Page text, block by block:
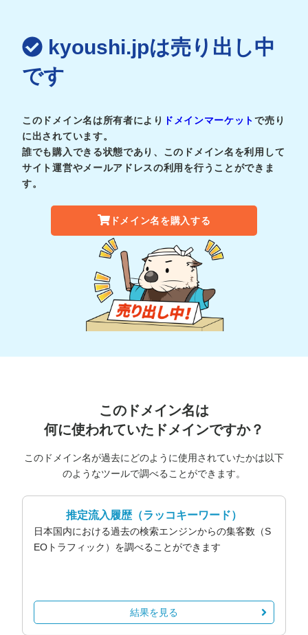
kyoushi.jpは売り出し中
です
このドメイン名は所有者により ドメインマーケットで売り
に出されています。
誰でも購入できる状態であり、このドメイン名を利用して
サイト運営やメールアドレスの利用を行うことができま
す。
ドメイン名を購入する
このドメイン名は
何に使われていたドメインですか？
このドメイン名が過去にどのように使用されていたかは以下
のようなツールで調べることができます。
推定流入履歴（ラッコキーワード）
日本国内における過去の検索エンジンからの集客数（S
EOトラフィック）を調べることができます
結果を見る